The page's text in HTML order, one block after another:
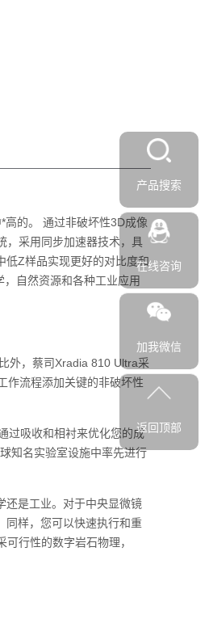
高的。 通过非破坏性3D成像
，采用同步加速器技术，具
低Z样品实现更好的对比度和
自然资源和各种工业应用
外，蔡司Xradia 810 Ultra采
作流程添加关键的非破坏性
过吸收和相衬来优化您的成
知名实验室设施中率先进行
是工业。对于中央显微镜
同样，您可以快速执行和重
行性的数字岩石物理，
产品搜索
在线咨询
加我微信
返回顶部